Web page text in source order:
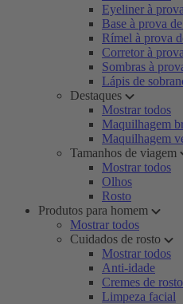
Eyeliner à
Base à prova
Rímel à prova
Corretor à
Sombras à
Lápis de
Destaques
Mostrar todos
Maquilhagem
Maquilhagem
Tamanhos de viagem
Mostrar todos
Olhos
Rosto
Produtos para homem
Mostrar todos
Cuidados de rosto
Mostrar todos
Anti-idade
Cremes de rosto
Limpeza facial